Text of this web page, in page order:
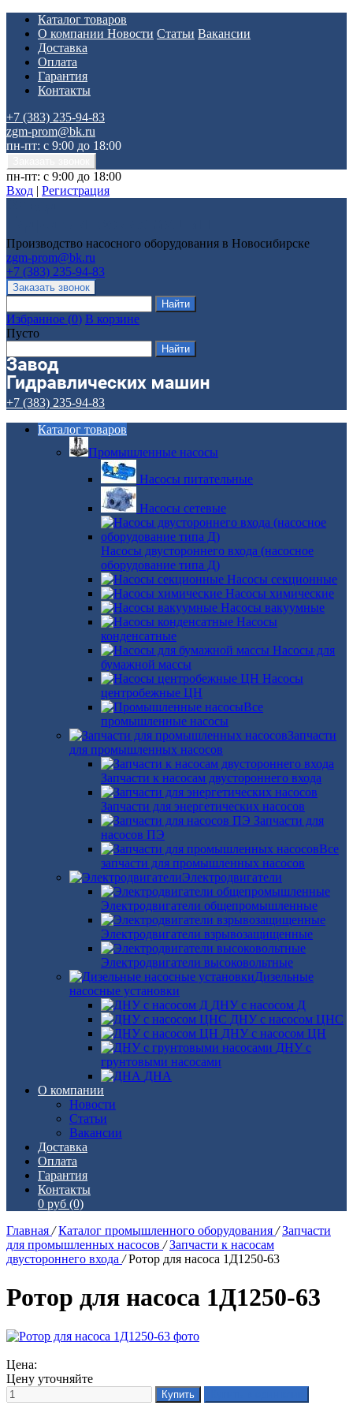
Каталог товаров
О компании Новости Статьи Вакансии
Доставка
Оплата
Гарантия
Контакты
+7 (383) 235-94-83
zgm-prom@bk.ru
пн-пт: с 9:00 до 18:00
пн-пт: с 9:00 до 18:00
Вход | Регистрация
Производство насосного оборудования в Новосибирске
zgm-prom@bk.ru
+7 (383) 235-94-83
Избранное (0) В корзине
Пусто
+7 (383) 235-94-83
Каталог товаров
Промышленные насосы
Насосы питательные
Насосы сетевые
Насосы двустороннего входа (насосное
оборудование типа Д)
Насосы секционные
Насосы химические
Насосы вакуумные
Насосы
конденсатные
Насосы для
бумажной массы
Насосы
центробежные ЦН
Все
промышленные насосы
Запчасти
для промышленных насосов
Запчасти к насосам двустороннего входа
Запчасти для энергетических насосов
Запчасти для
насосов ПЭ
Все
запчасти для промышленных насосов
Электродвигатели
Электродвигатели общепромышленные
Электродвигатели взрывозащищенные
Электродвигатели высоковольтные
Дизельные
насосные установки
ДНУ с насосом Д
ДНУ с насосом ЦНС
ДНУ с насосом ЦН
ДНУ с
грунтовыми насосами
ДНА
О компании
Новости
Статьи
Вакансии
Доставка
Оплата
Гарантия
Контакты
0 руб (0)
Главная / Каталог промышленного оборудования / Запчасти
для промышленных насосов / Запчасти к насосам
двустороннего входа / Ротор для насоса 1Д1250-63
Ротор для насоса 1Д1250-63
Цена:
Цену уточняйте